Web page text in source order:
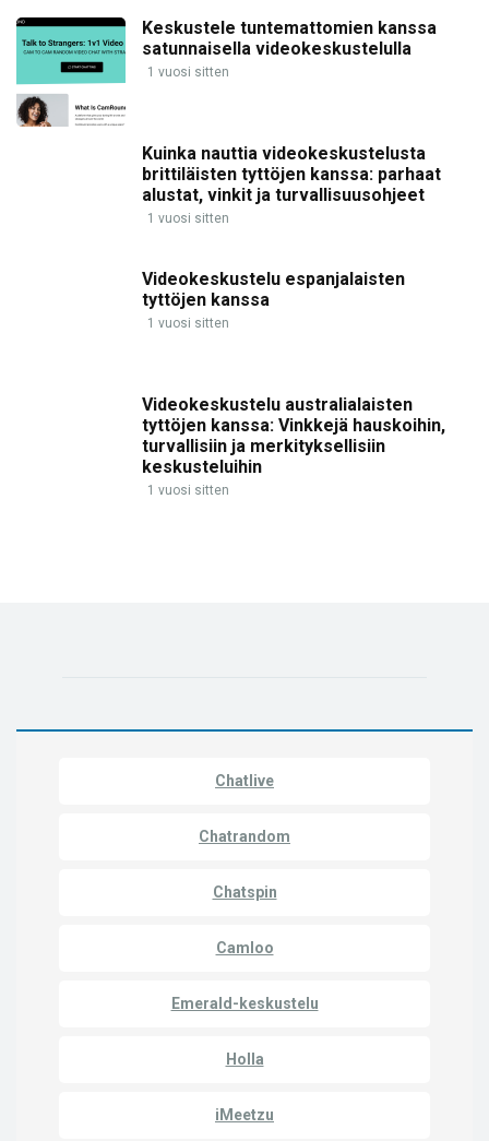
Keskustele tuntemattomien kanssa
satunnaisella videokeskustelulla
1 vuosi sitten
Kuinka nauttia videokeskustelusta
brittiläisten tyttöjen kanssa: parhaat
alustat, vinkit ja turvallisuusohjeet
1 vuosi sitten
Videokeskustelu espanjalaisten
tyttöjen kanssa
1 vuosi sitten
Videokeskustelu australialaisten
tyttöjen kanssa: Vinkkejä hauskoihin,
turvallisiin ja merkityksellisiin
keskusteluihin
1 vuosi sitten
Chatlive
Chatrandom
Chatspin
Camloo
Emerald-keskustelu
Holla
iMeetzu